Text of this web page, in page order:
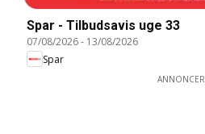
Spar - Tilbudsavis uge 33
07/08/2026- 13/08/2026
Spar
ANNONCER